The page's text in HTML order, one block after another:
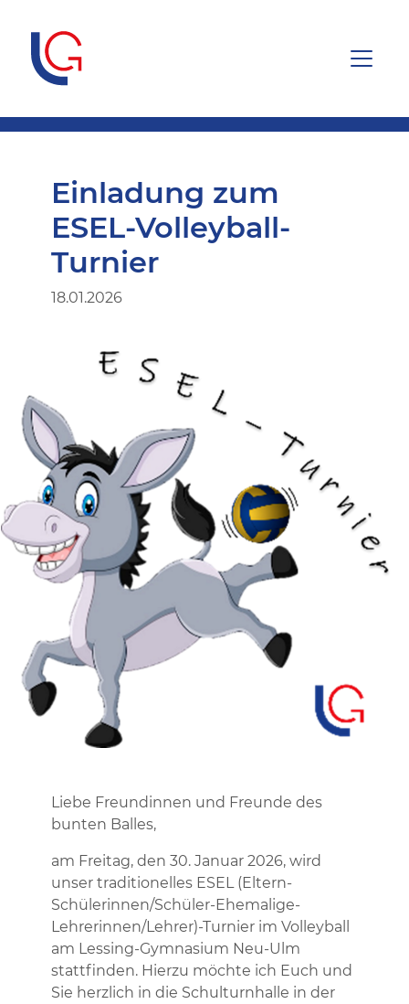
Einladung zum
ESEL-Volleyball-
Turnier
18.01.2026
Liebe Freundinnen und Freunde des
bunten Balles,
am Freitag, den 30. Januar 2026, wird
unser traditionelles ESEL (Eltern-
Schülerinnen/Schüler-Ehemalige-
Lehrerinnen/Lehrer)-Turnier im Volleyball
am Lessing-Gymnasium Neu-Ulm
stattfinden. Hierzu möchte ich Euch und
Sie herzlich in die Schulturnhalle in der